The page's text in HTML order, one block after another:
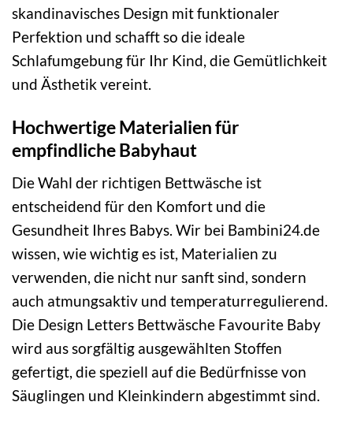
skandinavisches Design mit funktionaler
Perfektion und schafft so die ideale
Schlafumgebung für Ihr Kind, die Gemütlichkeit
und Ästhetik vereint.
Hochwertige Materialien für
empfindliche Babyhaut
Die Wahl der richtigen Bettwäsche ist
entscheidend für den Komfort und die
Gesundheit Ihres Babys. Wir bei Bambini24.de
wissen, wie wichtig es ist, Materialien zu
verwenden, die nicht nur sanft sind, sondern
auch atmungsaktiv und temperaturregulierend.
Die Design Letters Bettwäsche Favourite Baby
wird aus sorgfältig ausgewählten Stoffen
gefertigt, die speziell auf die Bedürfnisse von
Säuglingen und Kleinkindern abgestimmt sind.